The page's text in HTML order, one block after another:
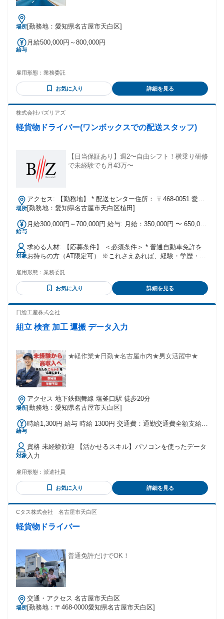
場所[勤務地：愛知県名古屋市天白区]
給与
月給500,000円～800,000円
雇用形態： 業務委託
お気に入り 詳細を見る
株式会社バズリアズ
軽貨物ドライバー(ワンボックスでの配送スタッフ)
【日当保証あり】週2〜自由シフト！横乗り研修
で未経験でも月43万〜
場所
アクセス: 【勤務地】 * 配送センター住所： 〒468-0051 愛知
県名古屋市天白区植田1丁目1602 * 配送エリア： 愛知県名古
す！） 【最寄駅・交通手段】 * 最寄駅： 地下鉄鶴舞線「植田
通勤OK・自転車通勤OK！ （駐車場・駐輪場を完備していま
す！）
[勤務地：愛知県名古屋市天白区植田]
給与
月給300,000円～700,000円 給与: 月給：350,000円 〜 650,000
＞ * 月収432,000円（180円 × 120個 × 20日勤務） ⇒ 週休2日
でプライベートを大事にしながら、しっかり稼ぐ！ * 月収
630,000円（180円 × 140個 × 25日勤務） ⇒ とにかくガッツ
リ稼いで、高収入を手に入れる！ ※上記はあくまで一例で
いる方も多数いらっしゃいます！ ＜支払方法＞ * 「月払い」
はもちろん、大好評の「日払い」「週払い」にも柔軟に対応
可能です！
対象
求める人材: 【応募条件】 ＜必須条件＞ * 普通自動車免許を
お持ちの方（AT限定可） ※これさえあれば、経験・学歴・職
験者・経験者ともに大歓迎！（中卒・高卒・第二新卒OK） *
年齢・性別不問！（20代、30代、40代、50代の中高年・シニ
ア層まで幅広く活躍中） * ブランクのある方、フリーター、
日入れる方、大歓迎！高収入・高月給が目指せます。 * 自分
の他： Uターン/Iターン歓迎、将来的に独立を考えている方も
お答えします！】 「ぶっちゃけ、どれくらい稼げて、どれく
らい大変なの？」 そんな疑問や不安を解消するための面接で
す。物流業界や当社の『リアル』を包み隠さずお伝えします
ので、何でもお気軽に質問してください！ ＜例えば、こんな
いくら稼げますか？」 * 「初月はどれくらい稼げるものです
か？」 * 「運転があまり得意じゃないんですけど、どれくら
んでも大丈夫ですか？」 * 「一番大変な部分ってどこです
た人はいますか？」 不安な気持ちのままスタートしてほしく
ないので、面接では何でもオープンにお話しします。リラッ
ート体制】 * 車両の用意は不要！ 社用車の貸出があるため、
ご自身で車を購入する必要はありません。 * 安心のサポート
環境： 万が一のトラブル時も、レッカー代の負担は不要！ *
スタッフがいつでもスグに対応します。 * 万全の研修制度：
マナー研修、先輩の横乗り見学、丁寧なOJT研修があるため
未経験でも安心です。 * 寮完備！ 新生活を始めたい方をバッ
雇用形態： 業務委託
お気に入り 詳細を見る
日総工産株式会社
組立 検査 加工 運搬 データ入力
★軽作業★日勤★名古屋市内★男女活躍中★
場所
アクセス 地下鉄鶴舞線 塩釜口駅 徒歩20分
[勤務地：愛知県名古屋市天白区]
給与
時給1,300円 給与 時給 1300円 交通費：通勤交通費全額支給
対象
資格 未経験歓迎 【活かせるスキル】パソコンを使ったデータ
入力
雇用形態： 派遣社員
お気に入り 詳細を見る
Cタス株式会社 名古屋市天白区
軽貨物ドライバー
普通免許だけでOK！
場所
交通・アクセス 名古屋市天白区
[勤務地：〒468-0000愛知県名古屋市天白区]